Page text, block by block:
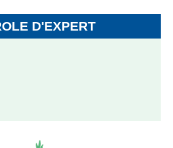
D'EXPERT